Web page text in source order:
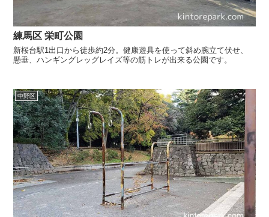
練馬区 栄町公園
新桜台駅1出口から徒歩約2分。健康遊具を使って斜め腕立て伏せ、
懸垂、ハンギングレッグレイズ等の筋トレが出来る公園です。
中野区